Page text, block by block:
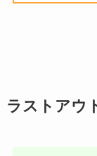
ラストアウ